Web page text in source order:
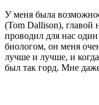
У меня была
(Tom Dallison), главой
проводил для нас
биологом, он меня
лучше и лучше, и
был так горд. Мне